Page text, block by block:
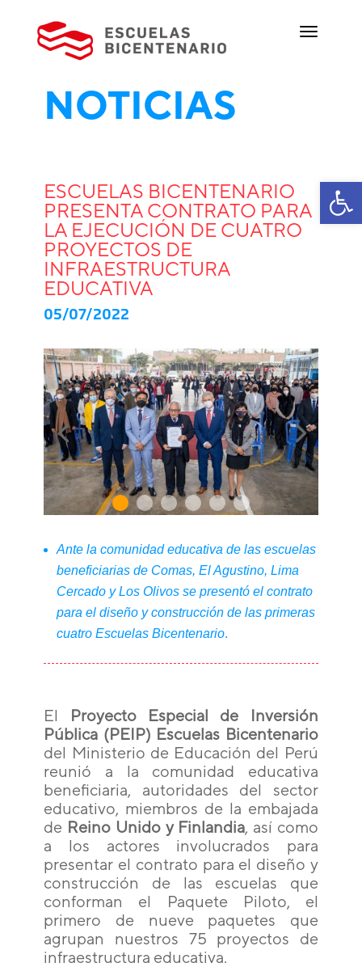
NOTICIAS
ESCUELAS BICENTENARIO
PRESENTA CONTRATO PARA
LA EJECUCIÓN DE CUATRO
PROYECTOS DE
INFRAESTRUCTURA
EDUCATIVA
05/07/2022
Ante la comunidad educativa de las escuelas
beneficiarias de Comas, El Agustino, Lima
Cercado y Los Olivos se presentó el contrato
para el diseño y construcción de las primeras
cuatro Escuelas Bicentenario.
El Proyecto Especial de Inversión
Pública (PEIP) Escuelas Bicentenario
del Ministerio de Educación del Perú
reunió a la comunidad educativa
beneficiaria, autoridades del sector
educativo, miembros de la embajada
de Reino Unido y Finlandia, así como
a los actores involucrados para
presentar el contrato para el diseño y
construcción de las escuelas que
conforman el Paquete Piloto, el
primero de nueve paquetes que
agrupan nuestros 75 proyectos de
infraestructura educativa.